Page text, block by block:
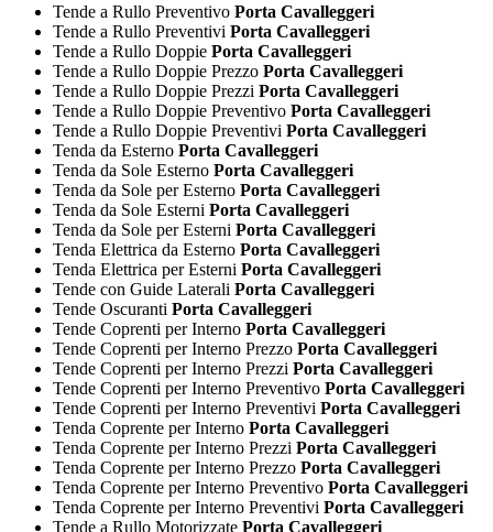
Tende a Rullo Preventivo Porta Cavalleggeri
Tende a Rullo Preventivi Porta Cavalleggeri
Tende a Rullo Doppie Porta Cavalleggeri
Tende a Rullo Doppie Prezzo Porta Cavalleggeri
Tende a Rullo Doppie Prezzi Porta Cavalleggeri
Tende a Rullo Doppie Preventivo Porta Cavalleggeri
Tende a Rullo Doppie Preventivi Porta Cavalleggeri
Tenda da Esterno Porta Cavalleggeri
Tenda da Sole Esterno Porta Cavalleggeri
Tenda da Sole per Esterno Porta Cavalleggeri
Tenda da Sole Esterni Porta Cavalleggeri
Tenda da Sole per Esterni Porta Cavalleggeri
Tenda Elettrica da Esterno Porta Cavalleggeri
Tenda Elettrica per Esterni Porta Cavalleggeri
Tende con Guide Laterali Porta Cavalleggeri
Tende Oscuranti Porta Cavalleggeri
Tende Coprenti per Interno Porta Cavalleggeri
Tende Coprenti per Interno Prezzo Porta Cavalleggeri
Tende Coprenti per Interno Prezzi Porta Cavalleggeri
Tende Coprenti per Interno Preventivo Porta Cavalleggeri
Tende Coprenti per Interno Preventivi Porta Cavalleggeri
Tenda Coprente per Interno Porta Cavalleggeri
Tenda Coprente per Interno Prezzi Porta Cavalleggeri
Tenda Coprente per Interno Prezzo Porta Cavalleggeri
Tenda Coprente per Interno Preventivo Porta Cavalleggeri
Tenda Coprente per Interno Preventivi Porta Cavalleggeri
Tende a Rullo Motorizzate Porta Cavalleggeri